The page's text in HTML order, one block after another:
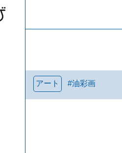
アート #油彩画